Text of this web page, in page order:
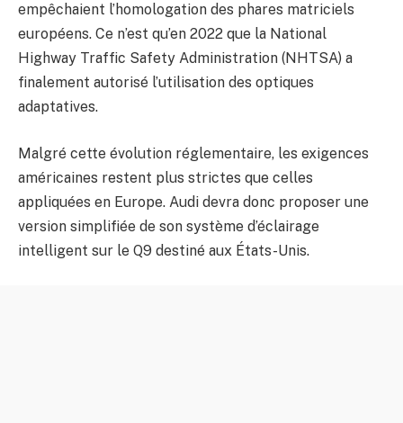
empêchaient l’homologation des phares matriciels
européens. Ce n’est qu’en 2022 que la National
Highway Traffic Safety Administration (NHTSA) a
finalement autorisé l’utilisation des optiques
adaptatives.
Malgré cette évolution réglementaire, les exigences
américaines restent plus strictes que celles
appliquées en Europe. Audi devra donc proposer une
version simplifiée de son système d’éclairage
intelligent sur le Q9 destiné aux États-Unis.